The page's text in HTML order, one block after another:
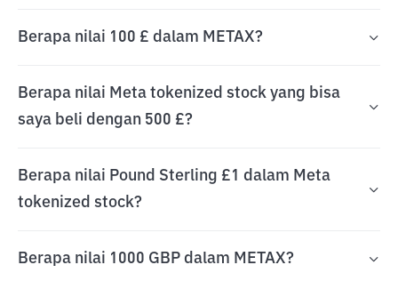
Berapa nilai 100 £ dalam METAX?
Berapa nilai Meta tokenized stock yang bisa
saya beli dengan 500 £?
Berapa nilai Pound Sterling £1 dalam Meta
tokenized stock?
Berapa nilai 1000 GBP dalam METAX?